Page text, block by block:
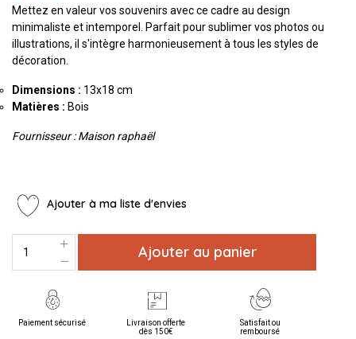
Mettez en valeur vos souvenirs avec ce cadre au design
minimaliste et intemporel. Parfait pour sublimer vos photos ou
illustrations, il s'intègre harmonieusement à tous les styles de
décoration.
Dimensions : 13x18 cm
Matières : Bois
Fournisseur : Maison raphaël
Ajouter à ma liste d'envies
Ajouter au panier
Paiement sécurisé
Livraison offerte
dès 150€
Satisfait ou
remboursé